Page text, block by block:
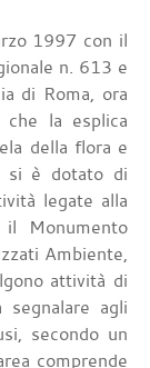
1997 con il
n. 613 e
di Roma, ora
che la esplica
della flora e
si è dotato di
legate alla
Monumento
Ambiente,
attività di
segnalare agli
secondo un
comprende